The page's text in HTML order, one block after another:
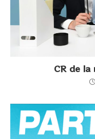
CR de la